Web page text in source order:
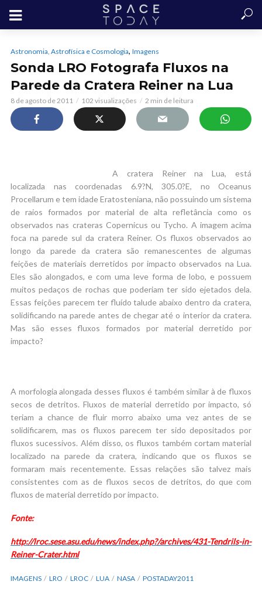
Astronomia, Astrofísica e Cosmologia, Imagens
Sonda LRO Fotografa Fluxos na
Parede da Cratera Reiner na Lua
8 de agosto de 2011 102 visualizações 2 min de leitura
A cratera Reiner na Lua, está
localizada nas coordenadas 6.9?N, 305.0?E, no Oceanus
Procellarum e tem idade Eratosteniana, não possuindo um sistema
de raios formados por material de alta refletância como os
observados nas crateras Copernicus ou Tycho. A imagem acima
foca na parede sul da cratera Reiner. Os fluxos observados ao
longo da parede da cratera são remanescentes de algumas
feições de materiais derretidos por impacto observados na Lua.
Eles são alongados, e com uma leve forma de lobo, e possuem
muitos pedaços de rochas que poderiam ter sido ejetados dela.
Essas feições parecem ter fluído talude abaixo dentro da cratera,
solidificando na parede antes de chegar até o interior da cratera.
Mas são esses fluxos formados por material derretido por
impacto?
A morfologia alongada desses fluxos é também similar à de fluxos
secos de detritos. Fluxos de material derretido por impacto, só
teriam a chance de fluir morro abaixo uma vez antes de se
solidificarem, mas os fluxos parecem ter sido depositados por
fluxos sucessivos. Além disso, os fluxos também cortam material
localizado na parede da cratera, indicando que os fluxos se
formaram mais recentemente. Essas relações são talvez mais
consistentes com as de fluxos secos de detritos, do que com
fluxos de material derretido por impacto.
Fonte:
http://lroc.sese.asu.edu/news/index.php?/archives/431-Tendrils-in-
Reiner-Crater.html
IMAGENS LRO LROC LUA NASA POSTADAY2011